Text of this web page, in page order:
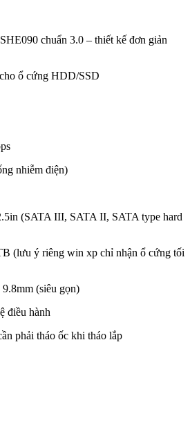
chuẩn 3.0 – thiết kế đơn giản
ổ cứng HDD/SSD
nhiễm điện)
(SATA III, SATA II, SATA type hard
(lưu ý riêng win xp chỉ nhận ổ cứng tối
(siêu gọn)
điều hành
phải tháo ốc khi tháo lắp